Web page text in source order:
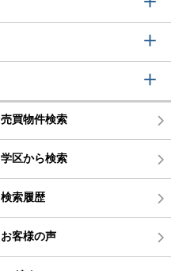
売買物件検索
学区から検索
検索履歴
お客様の声